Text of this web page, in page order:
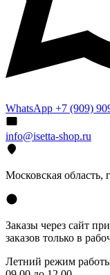
WhatsApp +7 (909)
info@isetta-shop.ru
Московская область,
Заказы через сайт
заказов только в
Летний режим